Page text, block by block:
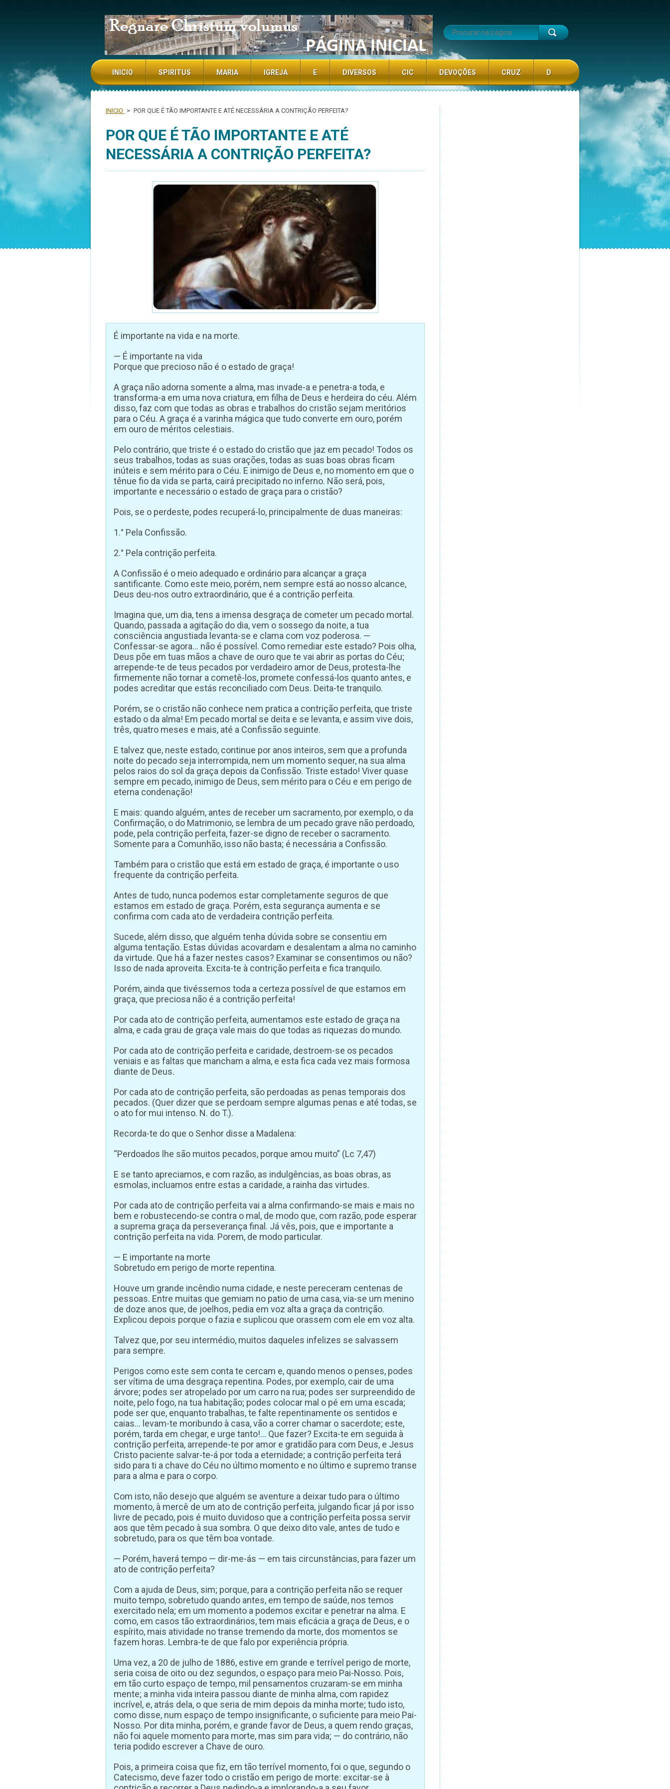
INICIO > POR QUE É TÃO IMPORTANTE E ATÉ NECESSÁRIA A CONTRIÇÃO PERFEITA?
POR QUE É TÃO IMPORTANTE E ATÉ
NECESSÁRIA A CONTRIÇÃO PERFEITA?
É importante na vida e na morte.
— É importante na vida
Porque que precioso não é o estado de graça!
A graça não adorna somente a alma, mas invade-a e penetra-a toda, e
transforma-a em uma nova criatura, em filha de Deus e herdeira do céu. Além
disso, faz com que todas as obras e trabalhos do cristão sejam meritórios
para o Céu. A graça é a varinha mágica que tudo converte em ouro, porém
em ouro de méritos celestiais.
Pelo contrário, que triste é o estado do cristão que jaz em pecado! Todos os
seus trabalhos, todas as suas orações, todas as suas boas obras ficam
inúteis e sem mérito para o Céu. E inimigo de Deus e, no momento em que o
tênue fio da vida se parta, cairá precipitado no inferno. Não será, pois,
importante e necessário o estado de graça para o cristão?
Pois, se o perdeste, podes recuperá-lo, principalmente de duas maneiras:
1.° Pela Confissão.
2.° Pela contrição perfeita.
A Confissão é o meio adequado e ordinário para alcançar a graça
santificante. Como este meio, porém, nem sempre está ao nosso alcance,
Deus deu-nos outro extraordinário, que é a contrição perfeita.
Imagina que, um dia, tens a imensa desgraça de cometer um pecado mortal.
Quando, passada a agitação do dia, vem o sossego da noite, a tua
consciência angustiada levanta-se e clama com voz poderosa. —
Confessar-se agora… não é possível. Como remediar este estado? Pois olha,
Deus põe em tuas mãos a chave de ouro que te vai abrir as portas do Céu;
arrepende-te de teus pecados por verdadeiro amor de Deus, protesta-lhe
firmemente não tornar a cometê-los, promete confessá-los quanto antes, e
podes acreditar que estás reconciliado com Deus. Deita-te tranquilo.
Porém, se o cristão não conhece nem pratica a contrição perfeita, que triste
estado o da alma! Em pecado mortal se deita e se levanta, e assim vive dois,
três, quatro meses e mais, até a Confissão seguinte.
E talvez que, neste estado, continue por anos inteiros, sem que a profunda
noite do pecado seja interrompida, nem um momento sequer, na sua alma
pelos raios do sol da graça depois da Confissão. Triste estado! Viver quase
sempre em pecado, inimigo de Deus, sem mérito para o Céu e em perigo de
eterna condenação!
E mais: quando alguém, antes de receber um sacramento, por exemplo, o da
Confirmação, o do Matrimonio, se lembra de um pecado grave não perdoado,
pode, pela contrição perfeita, fazer-se digno de receber o sacramento.
Somente para a Comunhão, isso não basta; é necessária a Confissão.
Também para o cristão que está em estado de graça, é importante o uso
frequente da contrição perfeita.
Antes de tudo, nunca podemos estar completamente seguros de que
estamos em estado de graça. Porém, esta segurança aumenta e se
confirma com cada ato de verdadeira contrição perfeita.
Sucede, além disso, que alguém tenha dúvida sobre se consentiu em
alguma tentação. Estas dúvidas acovardam e desalentam a alma no caminho
da virtude. Que há a fazer nestes casos? Examinar se consentimos ou não?
Isso de nada aproveita. Excita-te à contrição perfeita e fica tranquilo.
Porém, ainda que tivéssemos toda a certeza possível de que estamos em
graça, que preciosa não é a contrição perfeita!
Por cada ato de contrição perfeita, aumentamos este estado de graça na
alma, e cada grau de graça vale mais do que todas as riquezas do mundo.
Por cada ato de contrição perfeita e caridade, destroem-se os pecados
veniais e as faltas que mancham a alma, e esta fica cada vez mais formosa
diante de Deus.
Por cada ato de contrição perfeita, são perdoadas as penas temporais dos
pecados. (Quer dizer que se perdoam sempre algumas penas e até todas, se
o ato for mui intenso. N. do T.).
Recorda-te do que o Senhor disse a Madalena:
“Perdoados lhe são muitos pecados, porque amou muito” (Lc 7,47)
E se tanto apreciamos, e com razão, as indulgências, as boas obras, as
esmolas, incluamos entre estas a caridade, a rainha das virtudes.
Por cada ato de contrição perfeita vai a alma confirmando-se mais e mais no
bem e robustecendo-se contra o mal, de modo que, com razão, pode esperar
a suprema graça da perseverança final. Já vês, pois, que e importante a
contrição perfeita na vida. Porem, de modo particular.
— E importante na morte
Sobretudo em perigo de morte repentina.
Houve um grande incêndio numa cidade, e neste pereceram centenas de
pessoas. Entre muitas que gemiam no patio de uma casa, via-se um menino
de doze anos que, de joelhos, pedia em voz alta a graça da contrição.
Explicou depois porque o fazia e suplicou que orassem com ele em voz alta.
Talvez que, por seu intermédio, muitos daqueles infelizes se salvassem
para sempre.
Perigos como este sem conta te cercam e, quando menos o penses, podes
ser vítima de uma desgraça repentina. Podes, por exemplo, cair de uma
árvore; podes ser atropelado por um carro na rua; podes ser surpreendido de
noite, pelo fogo, na tua habitação; podes colocar mal o pé em uma escada;
pode ser que, enquanto trabalhas, te falte repentinamente os sentidos e
caias… levam-te moribundo à casa, vão a correr chamar o sacerdote; este,
porém, tarda em chegar, e urge tanto!… Que fazer? Excita-te em seguida à
contrição perfeita, arrepende-te por amor e gratidão para com Deus, e Jesus
Cristo paciente salvar-te-á por toda a eternidade; a contrição perfeita terá
sido para ti a chave do Céu no último momento e no último e supremo transe
para a alma e para o corpo.
Com isto, não desejo que alguém se aventure a deixar tudo para o último
momento, à mercê de um ato de contrição perfeita, julgando ficar já por isso
livre de pecado, pois é muito duvidoso que a contrição perfeita possa servir
aos que têm pecado à sua sombra. O que deixo dito vale, antes de tudo e
sobretudo, para os que têm boa vontade.
— Porém, haverá tempo — dir-me-ás — em tais circunstâncias, para fazer um
ato de contrição perfeita?
Com a ajuda de Deus, sim; porque, para a contrição perfeita não se requer
muito tempo, sobretudo quando antes, em tempo de saúde, nos temos
exercitado nela; em um momento a podemos excitar e penetrar na alma. E
como, em casos tão extraordinários, tem mais eficácia a graça de Deus, e o
espírito, mais atividade no transe tremendo da morte, dos momentos se
fazem horas. Lembra-te de que falo por experiência própria.
Uma vez, a 20 de julho de 1886, estive em grande e terrível perigo de morte,
seria coisa de oito ou dez segundos, o espaço para meio Pai-Nosso. Pois,
em tão curto espaço de tempo, mil pensamentos cruzaram-se em minha
mente; a minha vida inteira passou diante de minha alma, com rapidez
incrível, e, atrás dela, o que seria de mim depois da minha morte; tudo isto,
como disse, num espaço de tempo insignificante, o suficiente para meio Pai-
Nosso. Por dita minha, porém, e grande favor de Deus, a quem rendo graças,
não foi aquele momento para morte, mas sim para vida; — do contrário, não
teria podido escrever a Chave de ouro.
Pois, a primeira coisa que fiz, em tão terrível momento, foi o que, segundo o
Catecismo, deve fazer todo o cristão em perigo de morte: excitar-se à
INICIO SPIRITUS MARIA IGREJA E DIVERSOS CIC DEVOÇÕES CRUZ D